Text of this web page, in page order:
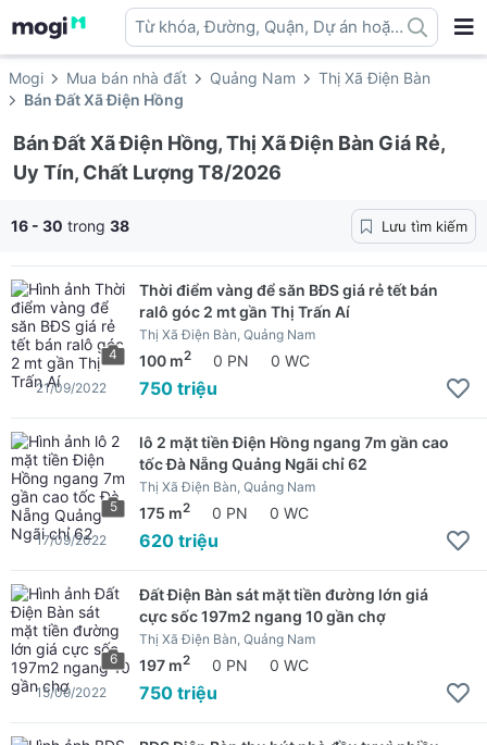
Từ khóa, Đường, Quận, Dự án hoặc
địa danh ...
Mogi Mua bán nhà đất Quảng Nam
Thị Xã Điện Bàn
Bán Đất Xã Điện Hồng
Bán Đất Xã Điện Hồng, Thị Xã Điện Bàn Giá Rẻ,
Uy Tín, Chất Lượng T8/2026
16 - 30 trong 38 Lưu tìm kiếm
4
Thời điểm vàng để săn BĐS giá rẻ tết bán
ralô góc 2 mt gần Thị Trấn Aí
Thị Xã Điện Bàn, Quảng Nam
100 m2 0 PN 0 WC
750 triệu
21/09/2022
5
lô 2 mặt tiền Điện Hồng ngang 7m gần cao
tốc Đà Nẵng Quảng Ngãi chỉ 62
Thị Xã Điện Bàn, Quảng Nam
175 m2 0 PN 0 WC
620 triệu
17/09/2022
6
Đất Điện Bàn sát mặt tiền đường lớn giá
cực sốc 197m2 ngang 10 gần chợ
Thị Xã Điện Bàn, Quảng Nam
197 m2 0 PN 0 WC
750 triệu
15/09/2022